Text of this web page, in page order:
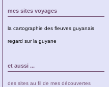
mes sites voyages
la cartographie des fleuves guyanais
regard sur la guyane
et aussi ...
des sites au fil de mes découvertes